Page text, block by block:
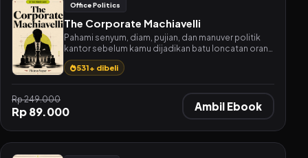
Office Politics
The Corporate Machiavelli
Pahami senyum, diam, pujian, dan manuver politik
kantor sebelum kamu dijadikan batu loncatan orang
lain.
531+ dibeli
Rp 249.000
Rp 89.000 Ambil Ebook